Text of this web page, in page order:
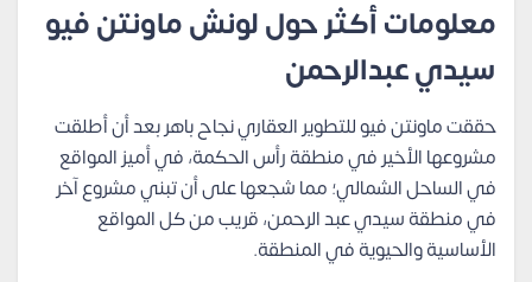
معلومات أكثر حول لونش ماونتن فيو
سيدي عبدالرحمن
حققت ماونتن فيو للتطوير العقاري نجاح باهر بعد أن أطلقت
مشروعها الأخير في منطقة رأس الحكمة، في أميز المواقع
في الساحل الشمالي؛ مما شجعها على أن تبني مشروع آخر
في منطقة سيدي عبد الرحمن، قريب من كل المواقع
الأساسية والحيوية في المنطقة.